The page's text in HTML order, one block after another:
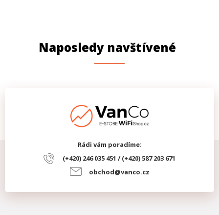
Naposledy navštívené
Rádi vám poradíme:
(+420) 246 035 451 / (+420) 587 203 671
obchod@vanco.cz